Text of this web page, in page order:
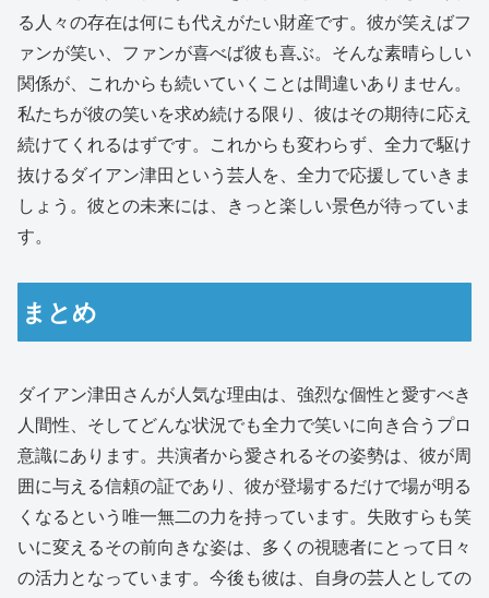
る人々の存在は何にも代えがたい財産です。彼が笑えばフ
ァンが笑い、ファンが喜べば彼も喜ぶ。そんな素晴らしい
関係が、これからも続いていくことは間違いありません。
私たちが彼の笑いを求め続ける限り、彼はその期待に応え
続けてくれるはずです。これからも変わらず、全力で駆け
抜けるダイアン津田という芸人を、全力で応援していきま
しょう。彼との未来には、きっと楽しい景色が待っていま
す。
まとめ
ダイアン津田さんが人気な理由は、強烈な個性と愛すべき
人間性、そしてどんな状況でも全力で笑いに向き合うプロ
意識にあります。共演者から愛されるその姿勢は、彼が周
囲に与える信頼の証であり、彼が登場するだけで場が明る
くなるという唯一無二の力を持っています。失敗すらも笑
いに変えるその前向きな姿は、多くの視聴者にとって日々
の活力となっています。今後も彼は、自身の芸人としての